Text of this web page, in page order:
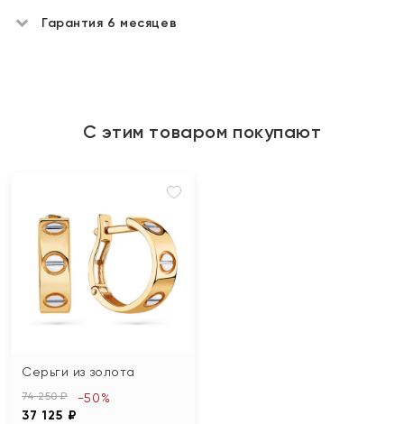
Гарантия 6 месяцев
С этим товаром покупают
Серьги из золота
74 250 ₽
37 125 ₽
-50%